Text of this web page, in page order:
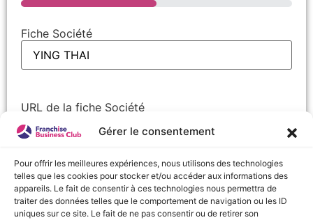
Gérer le consentement
Pour offrir les meilleures expériences, nous utilisons des technologies
telles que les cookies pour stocker et/ou accéder aux informations des
appareils. Le fait de consentir à ces technologies nous permettra de
traiter des données telles que le comportement de navigation ou les ID
uniques sur ce site. Le fait de ne pas consentir ou de retirer son
50%
Fiche Société
URL de la fiche Société
Nom(Nécessaire)
Prénom